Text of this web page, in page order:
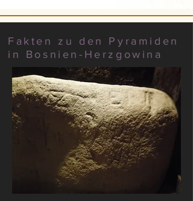
Fakten zu den Pyramiden
in Bosnien-Herzgowina